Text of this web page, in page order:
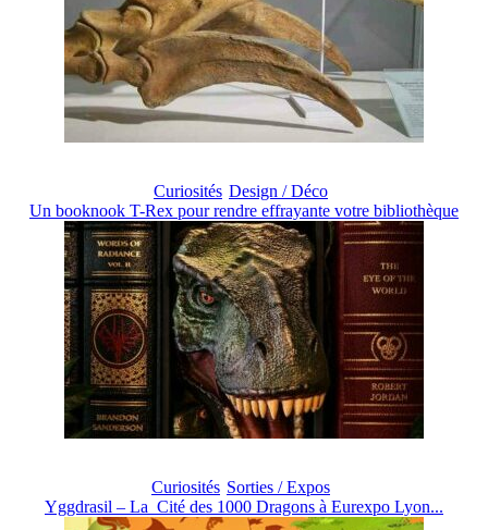
Curiosités Design / Déco
Un booknook T-Rex pour rendre effrayante votre bibliothèque
Curiosités Sorties / Expos
Yggdrasil – La Cité des 1000 Dragons à Eurexpo Lyon...